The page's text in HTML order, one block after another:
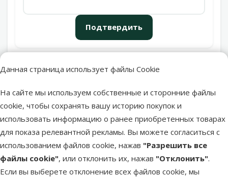
Данная страница использует файлы Cookie
На сайте мы используем собственные и сторонние файлы
cookie, чтобы сохранять вашу историю покупок и
использовать информацию о ранее приобретенных товарах
для показа релевантной рекламы. Вы можете согласиться с
использованием файлов cookie, нажав "Разрешить все
файлы cookie", или отклонить их, нажав "Отклонить".
Если вы выберете отклонение всех файлов cookie, мы
Подтвердить
Пункты выдачи
LATVIJAS PASTS почтовое
отделение
DPD Pickup tīkls